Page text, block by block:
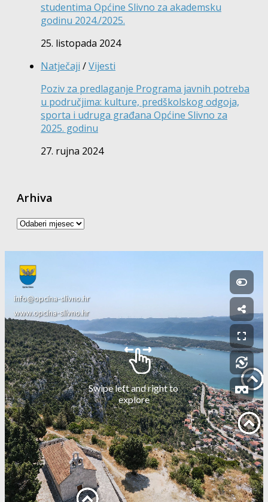
studentima Općine Slivno za akademsku
godinu 2024./2025.
25. listopada 2024
Natječaji /Vijesti
Poziv za predlaganje Programa javnih potreba
u područjima: kulture, predškolskog odgoja,
sporta i udruga građana Općine Slivno za
2025. godinu
27. rujna 2024
Arhiva
Arhiva